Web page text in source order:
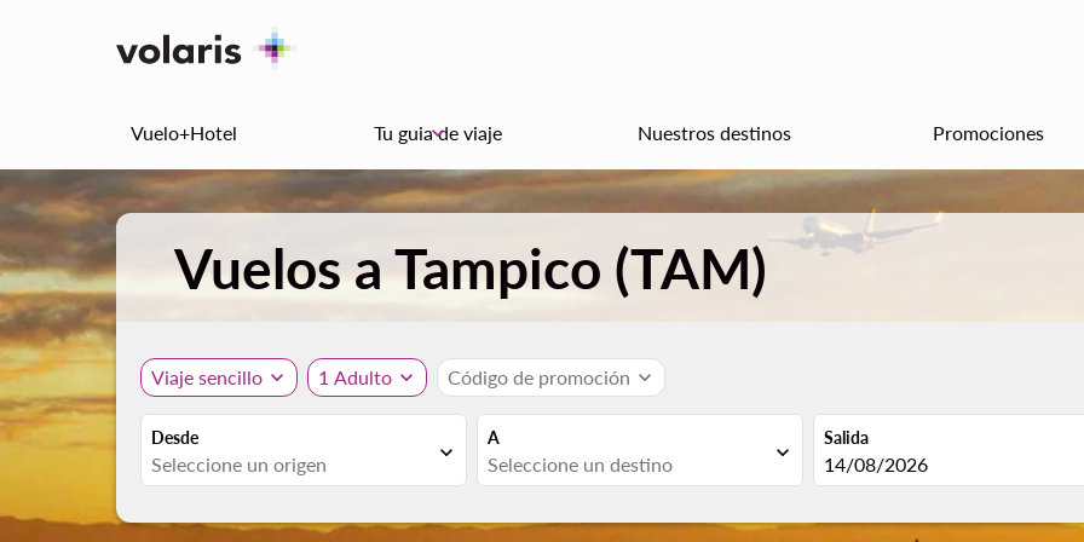
Vuelo+Hotel Tu guia de viaje
keyboard_arrow_down Nuestros destinos Promociones
Vuelos a Tampico (TAM)
Viaje sencillo expand_more 1 Adulto expand_more Código de promoción expand_more
Desde
expand_more
A
expand_more
Salida
fc-booking-departure-date-
14/08/2026